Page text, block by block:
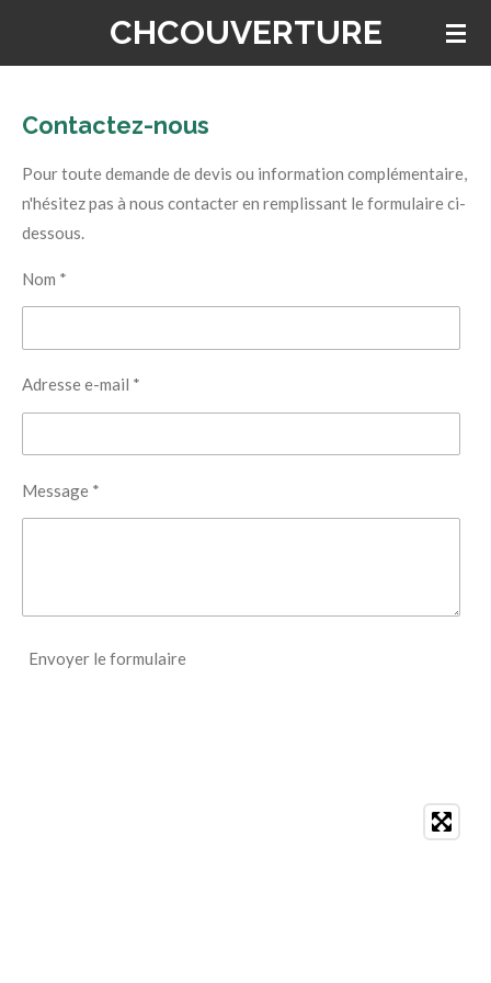
principal
CHCOUVERTURE
Contactez-nous
Pour toute demande de devis ou information complémentaire,
n'hésitez pas à nous contacter en remplissant le formulaire ci-
dessous.
Nom *
Adresse e-mail *
Message *
Envoyer le formulaire